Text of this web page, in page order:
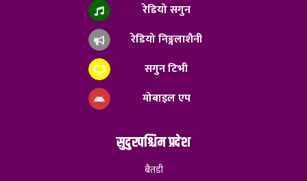
रेडियो सगुन
रेडियो निङ्गलाशैनी
सगुन टिभी
मोबाइल एप
सुदुरपश्चिम प्रदेश
बैतडी